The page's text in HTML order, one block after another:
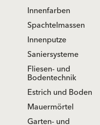
Innenfarben
Spachtelmassen
Innenputze
Saniersysteme
Fliesen- und
Bodentechnik
Estrich und Boden
Mauermörtel
Garten- und